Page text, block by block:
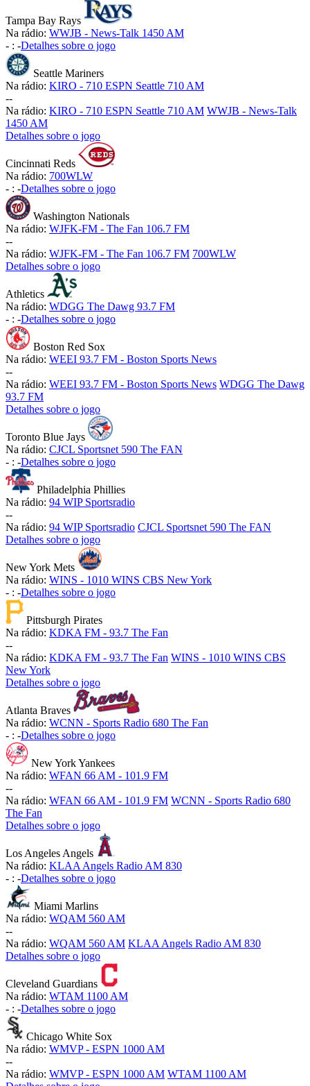
Tampa Bay Rays
Na rádio: WWJB - News-Talk 1450 AM
- : -Detalhes sobre o jogo
Seattle Mariners
Na rádio: KIRO - 710 ESPN Seattle 710 AM
--
Na rádio: KIRO - 710 ESPN Seattle 710 AM WWJB - News-Talk
1450 AM
Detalhes sobre o jogo
Cincinnati Reds
Na rádio: 700WLW
- : -Detalhes sobre o jogo
Washington Nationals
Na rádio: WJFK-FM - The Fan 106.7 FM
--
Na rádio: WJFK-FM - The Fan 106.7 FM 700WLW
Detalhes sobre o jogo
Athletics
Na rádio: WDGG The Dawg 93.7 FM
- : -Detalhes sobre o jogo
Boston Red Sox
Na rádio: WEEI 93.7 FM - Boston Sports News
--
Na rádio: WEEI 93.7 FM - Boston Sports News WDGG The Dawg
93.7 FM
Detalhes sobre o jogo
Toronto Blue Jays
Na rádio: CJCL Sportsnet 590 The FAN
- : -Detalhes sobre o jogo
Philadelphia Phillies
Na rádio: 94 WIP Sportsradio
--
Na rádio: 94 WIP Sportsradio CJCL Sportsnet 590 The FAN
Detalhes sobre o jogo
New York Mets
Na rádio: WINS - 1010 WINS CBS New York
- : -Detalhes sobre o jogo
Pittsburgh Pirates
Na rádio: KDKA FM - 93.7 The Fan
--
Na rádio: KDKA FM - 93.7 The Fan WINS - 1010 WINS CBS
New York
Detalhes sobre o jogo
Atlanta Braves
Na rádio: WCNN - Sports Radio 680 The Fan
- : -Detalhes sobre o jogo
New York Yankees
Na rádio: WFAN 66 AM - 101.9 FM
--
Na rádio: WFAN 66 AM - 101.9 FM WCNN - Sports Radio 680
The Fan
Detalhes sobre o jogo
Los Angeles Angels
Na rádio: KLAA Angels Radio AM 830
- : -Detalhes sobre o jogo
Miami Marlins
Na rádio: WQAM 560 AM
--
Na rádio: WQAM 560 AM KLAA Angels Radio AM 830
Detalhes sobre o jogo
Cleveland Guardians
Na rádio: WTAM 1100 AM
- : -Detalhes sobre o jogo
Chicago White Sox
Na rádio: WMVP - ESPN 1000 AM
--
Na rádio: WMVP - ESPN 1000 AM WTAM 1100 AM